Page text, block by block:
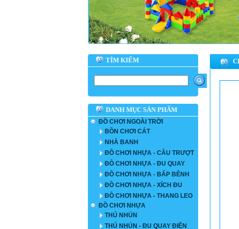
TÌM KIẾM
DANH MỤC SẢN PHẨM
ĐỒ CHƠI NGOÀI TRỜI
BỒN CHƠI CÁT
NHÀ BANH
ĐỒ CHƠI NHỰA - CẦU TRƯỢT
ĐỒ CHƠI NHỰA - ĐU QUAY
ĐỒ CHƠI NHỰA - BẤP BÊNH
ĐỒ CHƠI NHỰA - XÍCH ĐU
ĐỒ CHƠI NHỰA - THANG LEO
ĐỒ CHƠI NHỰA
THÚ NHÚN
THÚ NHÚN - ĐU QUAY ĐIỆN